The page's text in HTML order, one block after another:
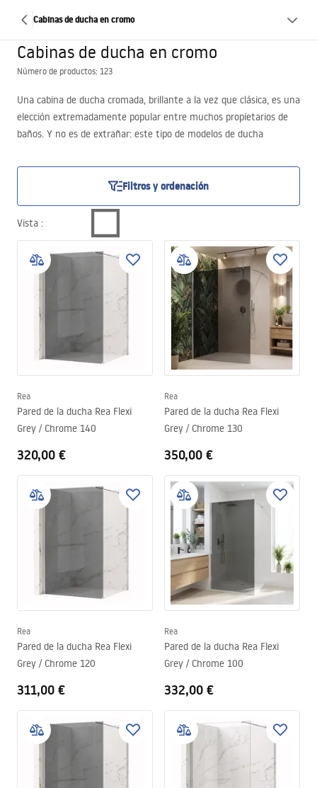
Cabinas de ducha en cromo
Cabinas de ducha en cromo
Número de productos: 123
Una cabina de ducha cromada, brillante a la vez que clásica, es una
elección extremadamente popular entre muchos propietarios de
baños. Y no es de extrañar: este tipo de modelos de ducha
agradable a la vista. La ducha cromada se muestra especialmente
fresca y limpia, incluso tras un uso prolongado. Sin duda se puede
afirmar que mantener una cabina de ducha con acabado cromado
en perfecto estado no resulta complicado. Gracias a su facilidad de
limpieza, los cuidados regulares son suficientes para conservar su
aspecto impecable durante mucho tiempo.
Filtros y ordenación
Vista :
Rea
Pared de la ducha Rea Flexi
Grey / Chrome 140
320,00 €
Rea
Pared de la ducha Rea Flexi
Grey / Chrome 130
350,00 €
Rea
Pared de la ducha Rea Flexi
Grey / Chrome 120
311,00 €
Rea
Pared de la ducha Rea Flexi
Grey / Chrome 100
332,00 €